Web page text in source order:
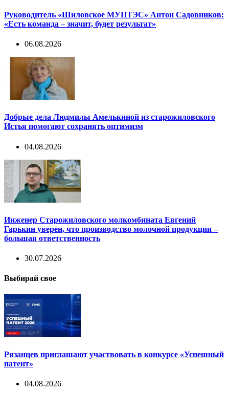
Руководитель «Шиловское МУПТЭС» Антон Садовников:
«Есть команда – значит, будет результат»
06.08.2026
Добрые дела Людмилы Амелькиной из старожиловского
Истья помогают сохранять оптимизм
04.08.2026
Инженер Старожиловского молкомбината Евгений
Гарькин уверен, что производство молочной продукции –
большая ответственность
30.07.2026
Выбирай свое
Рязанцев приглашают участвовать в конкурсе «Успешный
патент»
04.08.2026